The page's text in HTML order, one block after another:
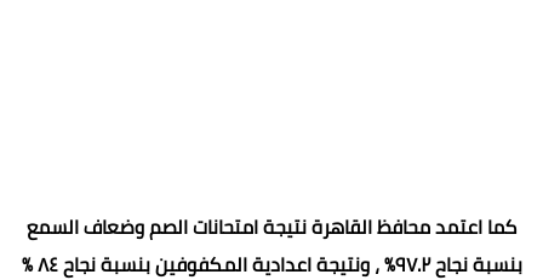
كما اعتمد محافظ القاهرة نتيجة امتحانات الصم وضعاف السمع
بنسبة نجاح ٩٧.٢% ، ونتيجة اعدادية المكفوفين بنسبة نجاح ٨٤ %